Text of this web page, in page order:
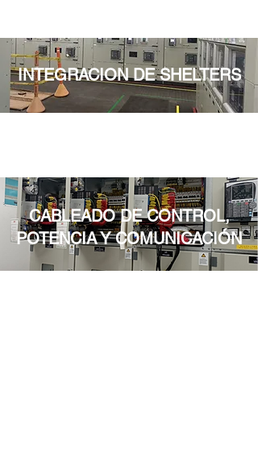
INTEGRACION DE SHELTERS
CABLEADO DE CONTROL,
POTENCIA Y COMUNICACIÓN